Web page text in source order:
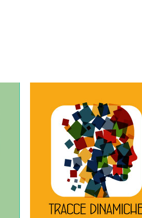
Tracce dinamiche
Tracce Dinamiche è una
rassegna di teatro
d’innovazione e sperimentale.
Continua